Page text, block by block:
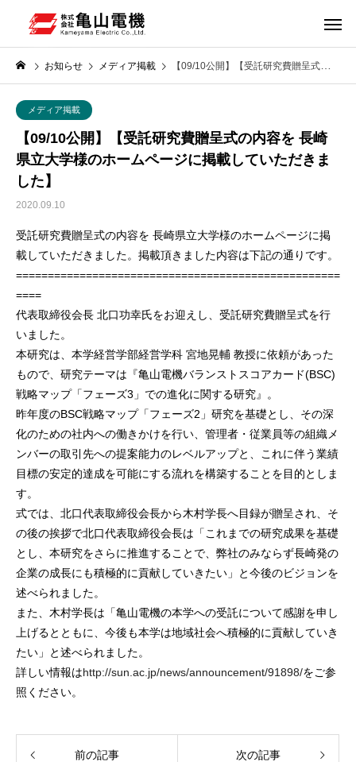
お知らせ メディア掲載 【09/10公開】【受託研究費贈呈式の内容を 長崎県立大学様のホームページに掲載していただきました】
メディア掲載
【09/10公開】【受託研究費贈呈式の内容を 長崎
県立大学様のホームページに掲載していただきま
した】
2020.09.10
受託研究費贈呈式の内容を 長崎県立大学様のホームページに掲
載していただきました。掲載頂きました内容は下記の通りです。
===================================================
====
代表取締役会長 北口功幸氏をお迎えし、受託研究費贈呈式を行
いました。
本研究は、本学経営学部経営学科 宮地晃輔 教授に依頼があった
もので、研究テーマは『亀山電機バランストスコアカード(BSC)
戦略マップ「フェーズ3」での進化に関する研究』。
昨年度のBSC戦略マップ「フェーズ2」研究を基礎とし、その深
化のための社内への働きかけを行い、管理者・従業員等の組織メ
ンバーの取引先への提案能力のレベルアップと、これに伴う業績
目標の安定的達成を可能にする流れを構築することを目的としま
す。
式では、北口代表取締役会長から木村学長へ目録が贈呈され、そ
の後の挨拶で北口代表取締役会長は「これまでの研究成果を基礎
とし、本研究をさらに推進することで、弊社のみならず長崎発の
企業の成長にも積極的に貢献していきたい」と今後のビジョンを
述べられました。
また、木村学長は「亀山電機の本学への受託について感謝を申し
上げるとともに、今後も本学は地域社会へ積極的に貢献していき
たい」と述べられました。
詳しい情報はhttp://sun.ac.jp/news/announcement/91898/をご参
照ください。
前の記事 次の記事